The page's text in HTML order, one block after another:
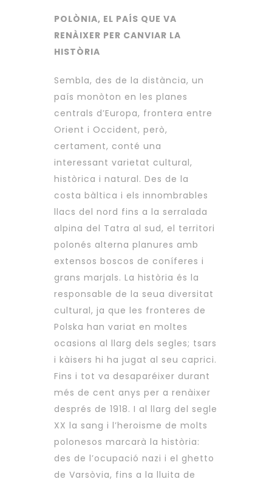
POLÒNIA, EL PAÍS QUE VA
RENÀIXER PER CANVIAR LA
HISTÒRIA
Sembla, des de la distància, un
país monòton en les planes
centrals d’Europa, frontera entre
Orient i Occident, però,
certament, conté una
interessant varietat cultural,
històrica i natural. Des de la
costa bàltica i els innombrables
llacs del nord fins a la serralada
alpina del Tatra al sud, el territori
polonés alterna planures amb
extensos boscos de coníferes i
grans marjals. La història és la
responsable de la seua diversitat
cultural, ja que les fronteres de
Polska han variat en moltes
ocasions al llarg dels segles; tsars
i kàisers hi ha jugat al seu caprici.
Fins i tot va desaparéixer durant
més de cent anys per a renàixer
després de 1918. I al llarg del segle
XX la sang i l’heroisme de molts
polonesos marcarà la història:
des de l’ocupació nazi i el ghetto
de Varsòvia, fins a la lluita de